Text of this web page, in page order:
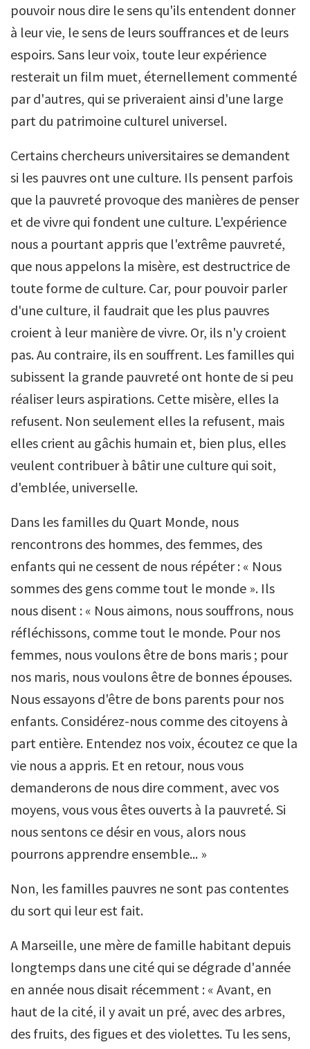
pouvoir nous dire le sens qu'ils entendent donner
à leur vie, le sens de leurs souffrances et de leurs
espoirs. Sans leur voix, toute leur expérience
resterait un film muet, éternellement commenté
par d'autres, qui se priveraient ainsi d'une large
part du patrimoine culturel universel.
Certains chercheurs universitaires se demandent
si les pauvres ont une culture. Ils pensent parfois
que la pauvreté provoque des manières de penser
et de vivre qui fondent une culture. L'expérience
nous a pourtant appris que l'extrême pauvreté,
que nous appelons la misère, est destructrice de
toute forme de culture. Car, pour pouvoir parler
d'une culture, il faudrait que les plus pauvres
croient à leur manière de vivre. Or, ils n'y croient
pas. Au contraire, ils en souffrent. Les familles qui
subissent la grande pauvreté ont honte de si peu
réaliser leurs aspirations. Cette misère, elles la
refusent. Non seulement elles la refusent, mais
elles crient au gâchis humain et, bien plus, elles
veulent contribuer à bâtir une culture qui soit,
d'emblée, universelle.
Dans les familles du Quart Monde, nous
rencontrons des hommes, des femmes, des
enfants qui ne cessent de nous répéter : « Nous
sommes des gens comme tout le monde ». Ils
nous disent : « Nous aimons, nous souffrons, nous
réfléchissons, comme tout le monde. Pour nos
femmes, nous voulons être de bons maris ; pour
nos maris, nous voulons être de bonnes épouses.
Nous essayons d'être de bons parents pour nos
enfants. Considérez-nous comme des citoyens à
part entière. Entendez nos voix, écoutez ce que la
vie nous a appris. Et en retour, nous vous
demanderons de nous dire comment, avec vos
moyens, vous vous êtes ouverts à la pauvreté. Si
nous sentons ce désir en vous, alors nous
pourrons apprendre ensemble... »
Non, les familles pauvres ne sont pas contentes
du sort qui leur est fait.
A Marseille, une mère de famille habitant depuis
longtemps dans une cité qui se dégrade d'année
en année nous disait récemment : « Avant, en
haut de la cité, il y avait un pré, avec des arbres,
des fruits, des figues et des violettes. Tu les sens,